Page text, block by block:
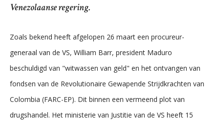
Venezolaanse regering.
Zoals bekend heeft afgelopen 26 maart een procureur-
generaal van de VS, William Barr, president Maduro
beschuldigd van "witwassen van geld" en het ontvangen van
fondsen van de Revolutionaire Gewapende Strijdkrachten van
Colombia (FARC-EP). Dit binnen een vermeend plot van
drugshandel. Het ministerie van Justitie van de VS heeft 15